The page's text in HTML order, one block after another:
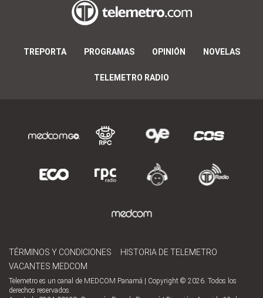
TREPORTA PROGRAMAS OPINIÓN NOVELAS
TELEMETRO RADIO
TÉRMINOS Y CONDICIONES
HISTORIA DE TELEMETRO
VACANTES MEDCOM
Telemetro es un canal de MEDCOM Panamá | Copyright © 2026. Todos los
derechos reservados.